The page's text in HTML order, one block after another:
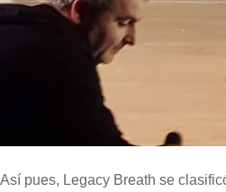
Así pues, Legacy Breath se